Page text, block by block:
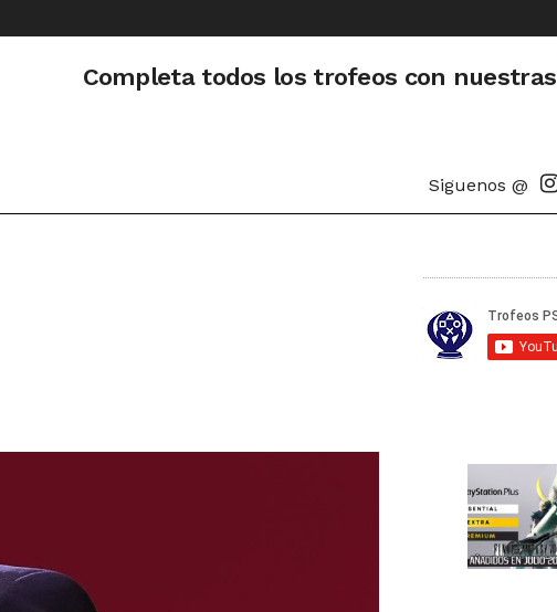
Completa todos los trofeos con nuestras
Siguenos @